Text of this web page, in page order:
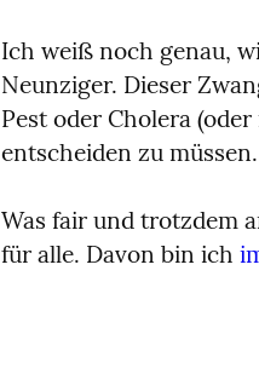
Ich weiß noch genau,
Neunziger. Dieser
Pest oder Cholera
entscheiden zu müssen.
Was fair und trotzdem
für alle. Davon bin ich